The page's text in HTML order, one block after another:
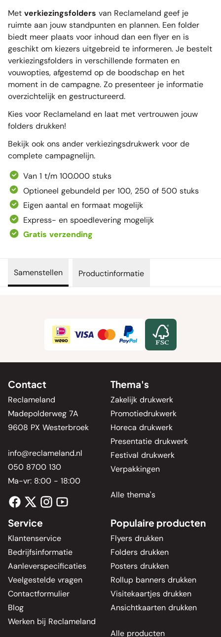
Met verkiezingsfolders van Reclameland geef je
ruimte aan jouw standpunten en plannen. Een folder
biedt meer plaats voor inhoud dan een flyer en is
geschikt om kiezers uitgebreid te informeren. Je bestelt
verkiezingsfolders in verschillende formaten en
vouwopties, afgestemd op de boodschap en het
moment in de campagne. Zo presenteer je informatie
overzichtelijk en gestructureerd.
Kies voor Reclameland en laat met vertrouwen jouw
folders drukken!
Bekijk ook ons ander verkiezingsdrukwerk voor de
complete campagnelijn.
Van 1 t/m 100.000 stuks
Optioneel gebundeld per 100, 250 of 500 stuks
Eigen aantal en formaat mogelijk
Express- en spoedlevering mogelijk
Gratis verzending
Samenstellen Productinformatie
Contact
Reclameland
Madepolderweg 7A
9608 PX Westerbroek
info@reclameland.nl
050 8700 130
Ma-vr: 8:00 - 18:00
Thema's
Zakelijk drukwerk
Promotiedrukwerk
Horeca drukwerk
Presentatie drukwerk
Festival drukwerk
Verpakkingen
Alle thema's
Service
Klantenservice
Bedrijfsinformatie
Aanleverspecificaties
Veelgestelde vragen
Contactformulier
Blog
Werken bij Reclameland
Populaire producten
Flyers drukken
Folders drukken
Posters drukken
Rollup banners drukken
Visitekaartjes drukken
Ansichtkaarten drukken
Alle producten